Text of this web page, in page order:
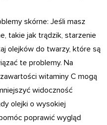
skórne: Jeśli masz
takie jak trądzik, starzenie
olejków do twarzy, które są
te problemy. Na
witaminy C mogą
widoczność
olejki o wysokiej
poprawić wygląd